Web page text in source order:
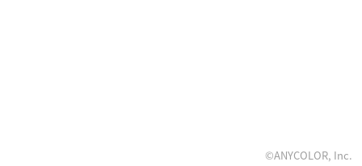
©ANYCOLOR, Inc.